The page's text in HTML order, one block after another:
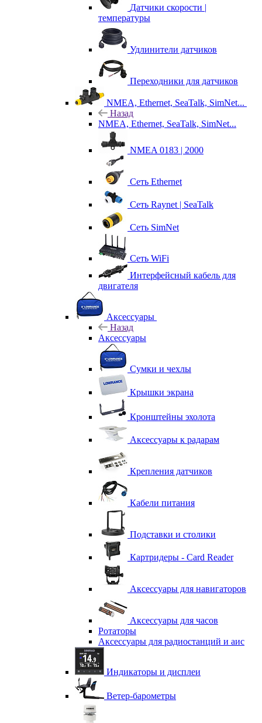
Датчики скорости |
температуры
Удлинители датчиков
Переходники для датчиков
NMEA, Ethernet, SeaTalk, SimNet...
Назад
NMEA, Ethernet, SeaTalk, SimNet...
NMEA 0183 | 2000
Сеть Ethernet
Сеть Raynet | SeaTalk
Сеть SimNet
Сеть WiFi
Интерфейсный кабель для
двигателя
Аксессуары
Назад
Аксессуары
Сумки и чехлы
Крышки экрана
Кронштейны эхолота
Аксессуары к радарам
Крепления датчиков
Кабели питания
Подставки и столики
Картридеры - Card Reader
Аксессуары для навигаторов
Аксессуары для часов
Ротаторы
Аксессуары для радиостанций и аис
Индикаторы и дисплеи
Ветер-барометры